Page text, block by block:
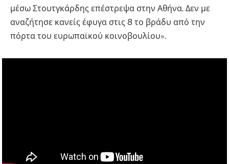
μέσω Στουτγκάρδης επέστρεψα στην Αθήνα. Δεν με
αναζήτησε κανείς έφυγα στις 8 το βράδυ από την
πόρτα του ευρωπαϊκού κοινοβουλίου».